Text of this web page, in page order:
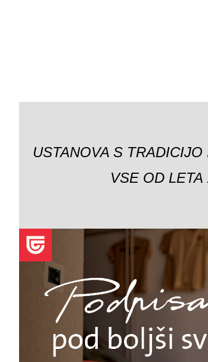
USTANOVA S
VSE OD LETA